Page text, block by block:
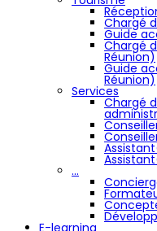
Chargé
Guide
Chargé
Réunion)
Guide
Réunion)
Services
Chargé
…
E-learning